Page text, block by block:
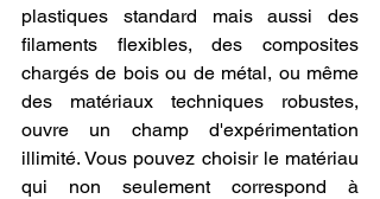
plastiques standard mais aussi des
filaments flexibles, des composites
chargés de bois ou de métal, ou même
des matériaux techniques robustes,
ouvre un champ d'expérimentation
illimité. Vous pouvez choisir le matériau
qui non seulement correspond à